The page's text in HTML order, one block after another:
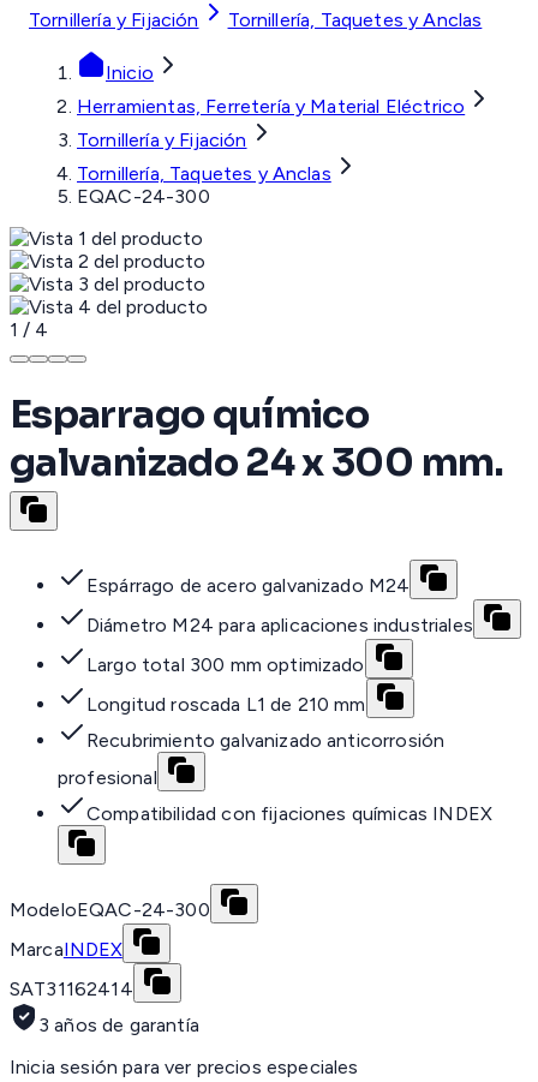
Tornillería y Fijación
Tornillería, Taquetes y Anclas
Inicio
Herramientas, Ferretería y Material Eléctrico
Tornillería y Fijación
Tornillería, Taquetes y Anclas
EQAC-24-300
1 / 4
Esparrago químico
galvanizado 24 x 300 mm.
Espárrago de acero galvanizado M24
Diámetro M24 para aplicaciones industriales
Largo total 300 mm optimizado
Longitud roscada L1 de 210 mm
Recubrimiento galvanizado anticorrosión
profesional
Compatibilidad con fijaciones químicas INDEX
ModeloEQAC-24-300
MarcaINDEX
SAT31162414
3 años de garantía
Inicia sesión para ver precios especiales